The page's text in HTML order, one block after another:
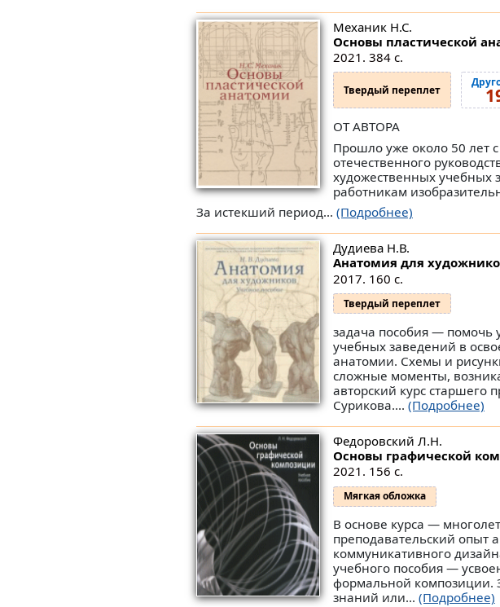
Механик Н.С.
Основы пластической
2021. 384 с.
Твердый переплет
ОТ АВТОРА
Прошло уже около 50 лет
отечественного
художественных
работникам
За истекший период... (Подробнее)
Дудиева Н.В.
Анатомия для
2017. 160 с.
Твердый переплет
задача пособия — помочь
учебных заведений в
анатомии. Схемы и
сложные моменты,
авторский курс старшего
Сурикова.... (Подробнее)
Федоровский Л.Н.
Основы графической
2021. 156 с.
Мягкая обложка
В основе курса —
преподавательский опыт
коммуникативного
учебного пособия —
формальной композиции.
знаний или... (Подробнее)